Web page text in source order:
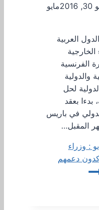
مايو
العربية
الفرنسية
والدولية
لحل
بدءا بعقد
في باريس
المقبل…
: وزراء
دعمهم